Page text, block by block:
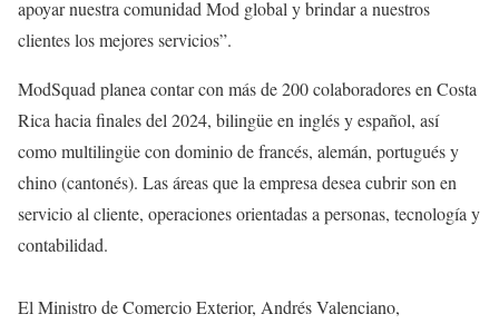
apoyar nuestra comunidad Mod global y brindar a nuestros
clientes los mejores servicios”.
ModSquad planea contar con más de 200 colaboradores en Costa
Rica hacia finales del 2024, bilingüe en inglés y español, así
como multilingüe con dominio de francés, alemán, portugués y
chino (cantonés). Las áreas que la empresa desea cubrir son en
servicio al cliente, operaciones orientadas a personas, tecnología y
contabilidad.
El Ministro de Comercio Exterior, Andrés Valenciano,